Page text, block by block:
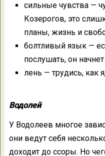
сильные чувства —
Козерогов, это
планы, жизнь и
болтливый язык —
послушать, он
лень — трудись, как
Водолей
У Водолеев многое
они ведут себя
доходит до ссоры. Но